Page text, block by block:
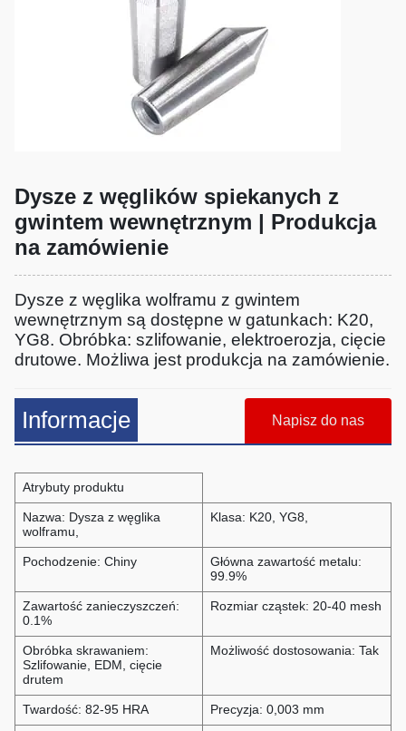
Dysze z węglików spiekanych z
gwintem wewnętrznym | Produkcja
na zamówienie
Dysze z węglika wolframu z gwintem
wewnętrznym są dostępne w gatunkach: K20,
YG8. Obróbka: szlifowanie, elektroerozja, cięcie
drutowe. Możliwa jest produkcja na zamówienie.
Informacje Napisz do nas
Atrybuty produktu
Nazwa: Dysza z węglika
wolframu,
Klasa: K20, YG8,
Pochodzenie: Chiny
Główna zawartość metalu:
99.9%
Zawartość zanieczyszczeń:
0.1%
Rozmiar cząstek: 20-40 mesh
Obróbka skrawaniem:
Szlifowanie, EDM, cięcie
drutem
Możliwość dostosowania: Tak
Twardość: 82-95 HRA Precyzja: 0,003 mm